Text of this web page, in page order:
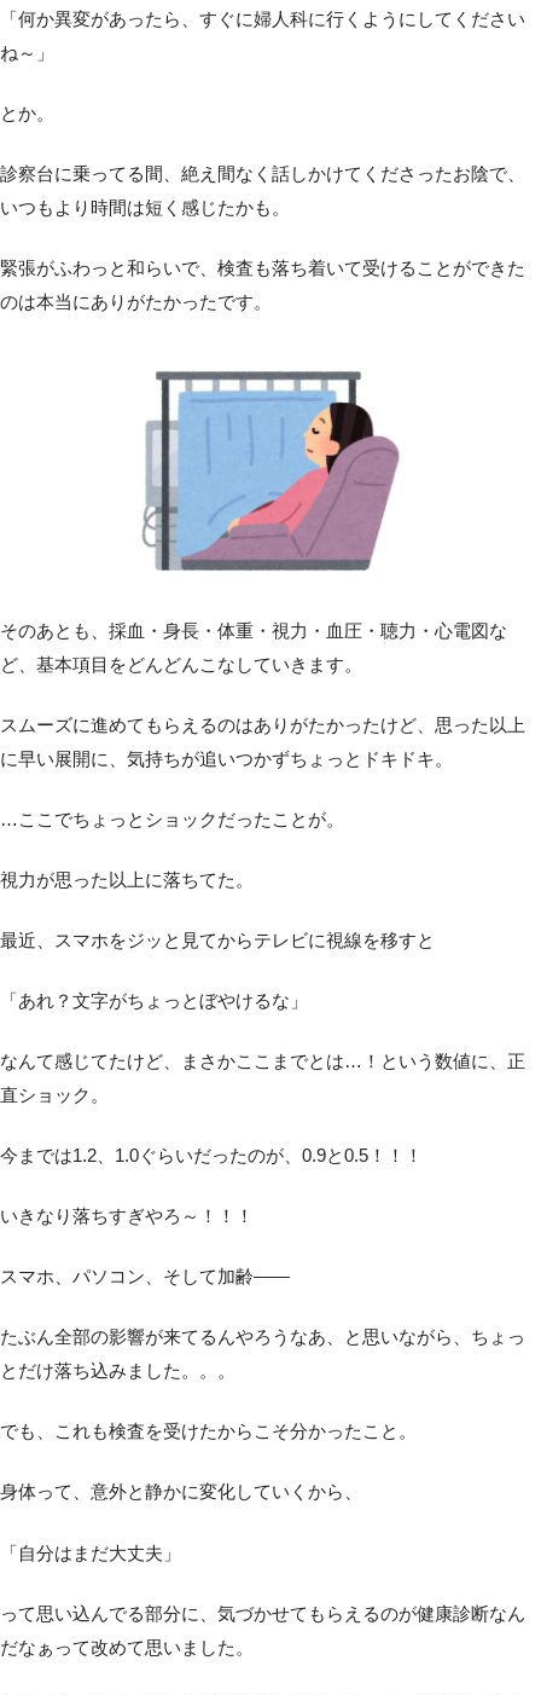
「何か異変があったら、すぐに婦人科に行くようにしてください
ね～」
とか。
診察台に乗ってる間、絶え間なく話しかけてくださったお陰で、
いつもより時間は短く感じたかも。
緊張がふわっと和らいで、検査も落ち着いて受けることができた
のは本当にありがたかったです。
そのあとも、採血・身長・体重・視力・血圧・聴力・心電図な
ど、基本項目をどんどんこなしていきます。
スムーズに進めてもらえるのはありがたかったけど、思った以上
に早い展開に、気持ちが追いつかずちょっとドキドキ。
…ここでちょっとショックだったことが。
視力が思った以上に落ちてた。
最近、スマホをジッと見てからテレビに視線を移すと
「あれ？文字がちょっとぼやけるな」
なんて感じてたけど、まさかここまでとは…！という数値に、正
直ショック。
今までは1.2、1.0ぐらいだったのが、0.9と0.5！！！
いきなり落ちすぎやろ～！！！
スマホ、パソコン、そして加齢――
たぶん全部の影響が来てるんやろうなあ、と思いながら、ちょっ
とだけ落ち込みました。。。
でも、これも検査を受けたからこそ分かったこと。
身体って、意外と静かに変化していくから、
「自分はまだ大丈夫」
って思い込んでる部分に、気づかせてもらえるのが健康診断なん
だなぁって改めて思いました。